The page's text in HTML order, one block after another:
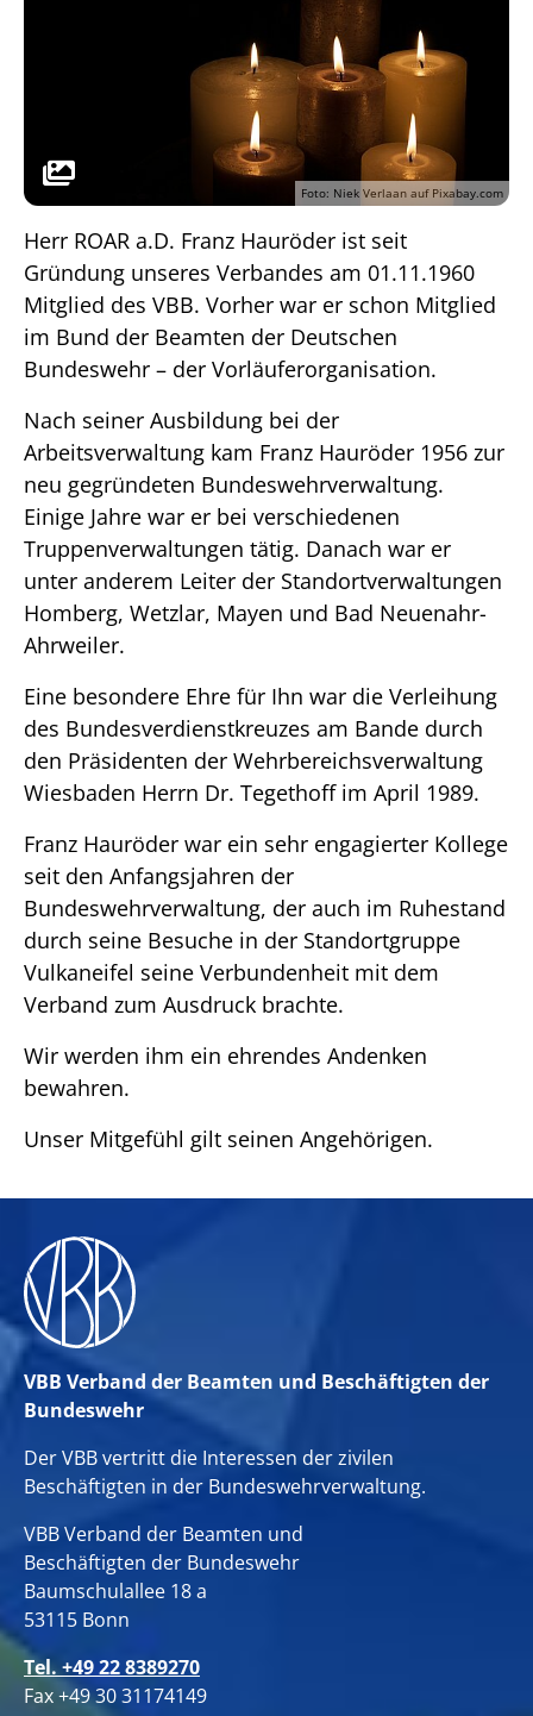
Foto: Niek Verlaan auf Pixabay.com
Herr ROAR a.D. Franz Hauröder ist seit
Gründung unseres Verbandes am 01.11.1960
Mitglied des VBB. Vorher war er schon Mitglied
im Bund der Beamten der Deutschen
Bundeswehr – der Vorläuferorganisation.
Nach seiner Ausbildung bei der
Arbeitsverwaltung kam Franz Hauröder 1956 zur
neu gegründeten Bundeswehrverwaltung.
Einige Jahre war er bei verschiedenen
Truppenverwaltungen tätig. Danach war er
unter anderem Leiter der Standortverwaltungen
Homberg, Wetzlar, Mayen und Bad Neuenahr-
Ahrweiler.
Eine besondere Ehre für Ihn war die Verleihung
des Bundesverdienstkreuzes am Bande durch
den Präsidenten der Wehrbereichsverwaltung
Wiesbaden Herrn Dr. Tegethoff im April 1989.
Franz Hauröder war ein sehr engagierter Kollege
seit den Anfangsjahren der
Bundeswehrverwaltung, der auch im Ruhestand
durch seine Besuche in der Standortgruppe
Vulkaneifel seine Verbundenheit mit dem
Verband zum Ausdruck brachte.
Wir werden ihm ein ehrendes Andenken
bewahren.
Unser Mitgefühl gilt seinen Angehörigen.
VBB Verband der Beamten und Beschäftigten der
Bundeswehr
Der VBB vertritt die Interessen der zivilen
Beschäftigten in der Bundeswehrverwaltung.
VBB Verband der Beamten und
Beschäftigten der Bundeswehr
Baumschulallee 18 a
53115 Bonn
Tel. +49 22 8389270
Fax +49 30 31174149